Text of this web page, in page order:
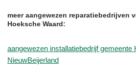
meer aangewezen reparatiebedrijven
Hoeksche Waard:
aangewezen installatiebedrijf gemeente
NieuwBeijerland